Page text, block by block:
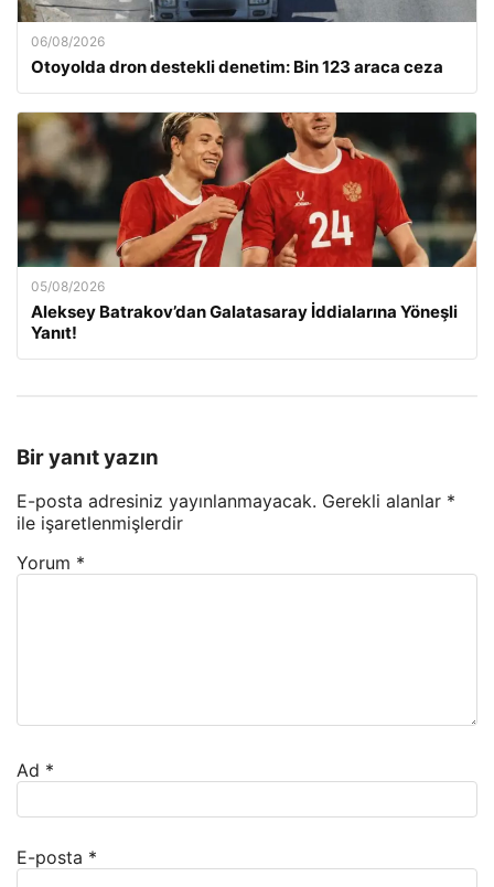
06/08/2026
Otoyolda dron destekli denetim: Bin 123 araca ceza
05/08/2026
Aleksey Batrakov’dan Galatasaray İddialarına Yöneşli
Yanıt!
Bir yanıt yazın
E-posta adresiniz yayınlanmayacak. Gerekli alanlar *
ile işaretlenmişlerdir
Yorum *
Ad *
E-posta *